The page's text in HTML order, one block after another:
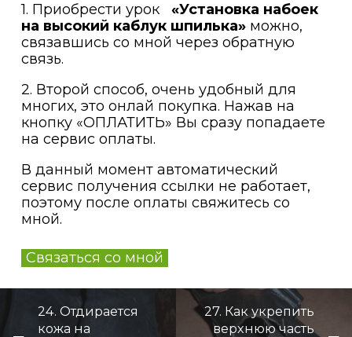
1. Приобрести урок
«Установка набоек
на высокий каблук шпилька» можно,
связавшись со мной через обратную
связь.
2. Второй способ, очень удобный для
многих, это онлай покупка. Нажав на
кнопку «ОПЛАТИТЬ» Вы сразу попадаете
на сервис оплаты.
В данный момент автоматический
сервис получения ссылки не работает,
поэтому после оплаты свяжитесь со
мной.
Связаться со мной
24. Отдирается
кожа на
27. Как укрепить
верхнюю часть